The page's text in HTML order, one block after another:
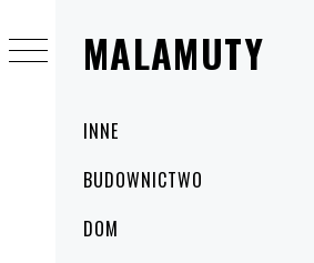
MALAMUTY
MenuINNE
BUDOWNICTWO
DOM
to
content